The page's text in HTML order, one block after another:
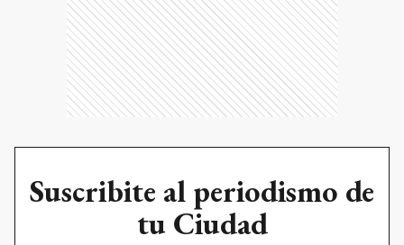
Suscribite al periodismo de
tu Ciudad